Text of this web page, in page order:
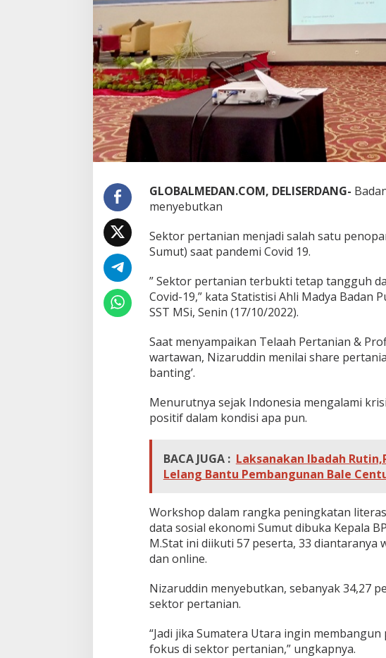
p
n
g
E
k
o
n
m
t
s
a
t
P
n
d
e
m
GLOBALMEDAN.COM, DELISERDANG-
menyebutkan
Sektor pertanian menjadi salah satu
Sumut) saat pandemi Covid 19.
” Sektor pertanian terbukti tetap tangguh
Covid-19,” kata Statistisi Ahli Madya Badan
SST MSi, Senin (17/10/2022).
Saat menyampaikan Telaah Pertanian &
wartawan, Nizaruddin menilai share
banting’.
Menurutnya sejak Indonesia mengalami
positif dalam kondisi apa pun.
BACA JUGA : Laksanakan Ibadah
Lelang Bantu Pembangunan Bale
Workshop dalam rangka peningkatan
data sosial ekonomi Sumut dibuka Kepala
M.Stat ini diikuti 57 peserta, 33 diantaranya
dan online.
Nizaruddin menyebutkan, sebanyak 34,27
sektor pertanian.
“Jadi jika Sumatera Utara ingin
fokus di sektor pertanian,” ungkapnya.